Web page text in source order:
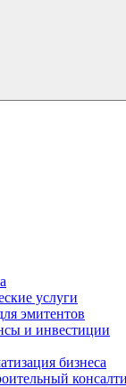
услуги
эмитентов
и инвестиции
бизнеса